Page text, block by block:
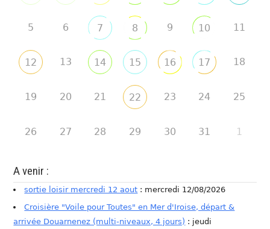
5 6 7 8 9 10 11
12 13 14 15 16 17 18
19 20 21 22 23 24 25
26 27 28 29 30 31 1
A venir :
sortie loisir mercredi 12 aout : mercredi 12/08/2026
Croisière "Voile pour Toutes" en Mer d'Iroise, départ &
arrivée Douarnenez (multi-niveaux, 4 jours) : jeudi